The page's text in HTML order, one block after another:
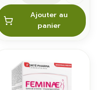
Ajouter au
panier